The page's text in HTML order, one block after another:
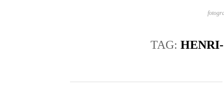
TAG: